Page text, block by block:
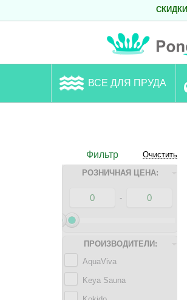
СКИДКИ
ВСЕ ДЛЯ ПРУДА
Фильтр
Очистить
РОЗНИЧНАЯ ЦЕНА:
-
ПРОИЗВОДИТЕЛИ:
AquaViva
Keya Sauna